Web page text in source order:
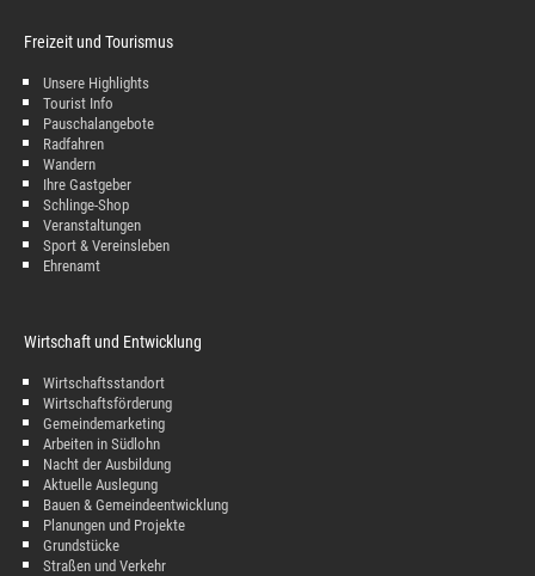
Freizeit und Tourismus
Unsere Highlights
Tourist Info
Pauschalangebote
Radfahren
Wandern
Ihre Gastgeber
Schlinge-Shop
Veranstaltungen
Sport & Vereinsleben
Ehrenamt
Wirtschaft und Entwicklung
Wirtschaftsstandort
Wirtschaftsförderung
Gemeindemarketing
Arbeiten in Südlohn
Nacht der Ausbildung
Aktuelle Auslegung
Bauen & Gemeindeentwicklung
Planungen und Projekte
Grundstücke
Straßen und Verkehr